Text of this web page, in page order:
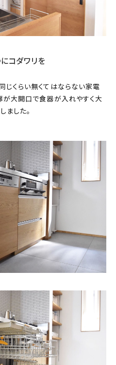
コダワリを
じくらい無くてはならない家電
が大開口で食器が入れやすく大
ました。